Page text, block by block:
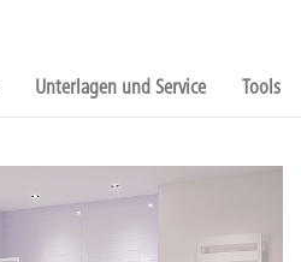
Unterlagen und Service Tools